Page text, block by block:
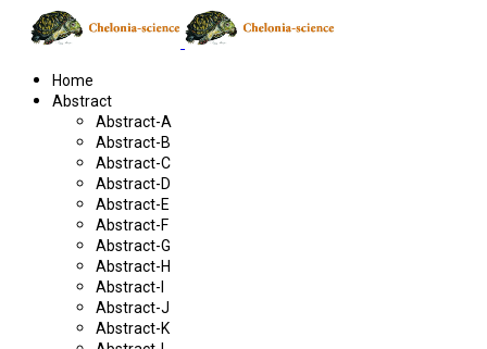
Home
Abstract
Abstract-A
Abstract-B
Abstract-C
Abstract-D
Abstract-E
Abstract-F
Abstract-G
Abstract-H
Abstract-I
Abstract-J
Abstract-K